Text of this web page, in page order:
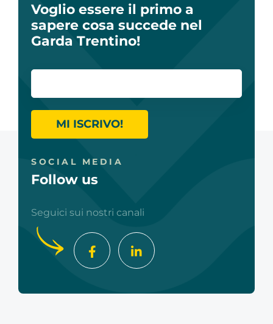
Voglio essere il primo a
sapere cosa succede nel
Garda Trentino!
MI ISCRIVO!
SOCIAL MEDIA
Follow us
Seguici sui nostri canali